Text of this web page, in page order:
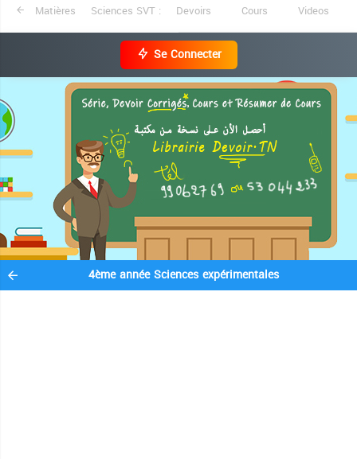
Matières Sciences SVT : Devoirs Cours Videos
Se Connecter
4ème année Sciences expérimentales